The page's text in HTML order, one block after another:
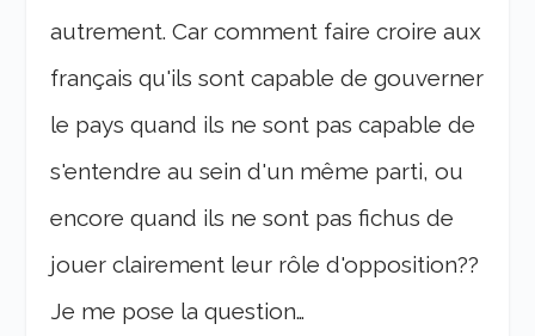
autrement. Car comment faire croire aux
français qu'ils sont capable de gouverner
le pays quand ils ne sont pas capable de
s'entendre au sein d'un même parti, ou
encore quand ils ne sont pas fichus de
jouer clairement leur rôle d'opposition??
Je me pose la question…